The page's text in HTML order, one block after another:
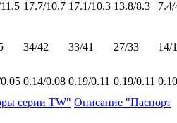
17.7/10.7 17.1/10.3 13.8/8.3
34/42 33/41 27/33 14/
0.14/0.08 0.19/0.11 0.19/0.11
серии TW" Описание "Паспорт